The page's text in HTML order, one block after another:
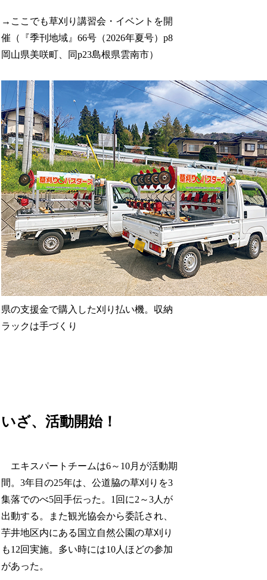
→ここでも草刈り講習会・イベントを開
催（『季刊地域』66号（2026年夏号）p8
岡山県美咲町、同p23島根県雲南市）
県の支援金で購入した刈り払い機。収納
ラックは手づくり
いざ、活動開始！
エキスパートチームは6～10月が活動期
間。3年目の25年は、公道脇の草刈りを3
集落でのべ5回手伝った。1回に2～3人が
出動する。また観光協会から委託され、
芋井地区内にある国立自然公園の草刈り
も12回実施。多い時には10人ほどの参加
があった。